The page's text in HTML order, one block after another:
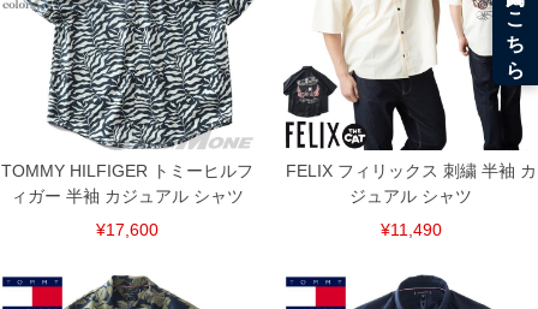
TOMMY HILFIGER トミーヒルフ
ィガー 半袖 カジュアル シャツ
¥17,600
FELIX フィリックス 刺繍 半袖 カ
ジュアル シャツ
¥11,490